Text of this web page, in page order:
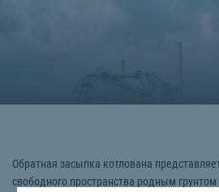
Обратная засыпка котлована
свободного пространства родным